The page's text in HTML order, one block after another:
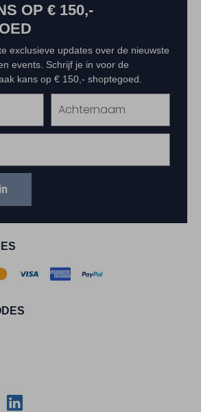
OP € 150,-
exclusieve updates over de nieuwste
events. Schrijf je in voor de
kans op € 150,- shoptegoed.